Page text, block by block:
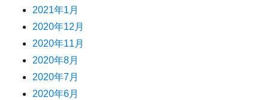
2021年1月
2020年12月
2020年11月
2020年8月
2020年7月
2020年6月